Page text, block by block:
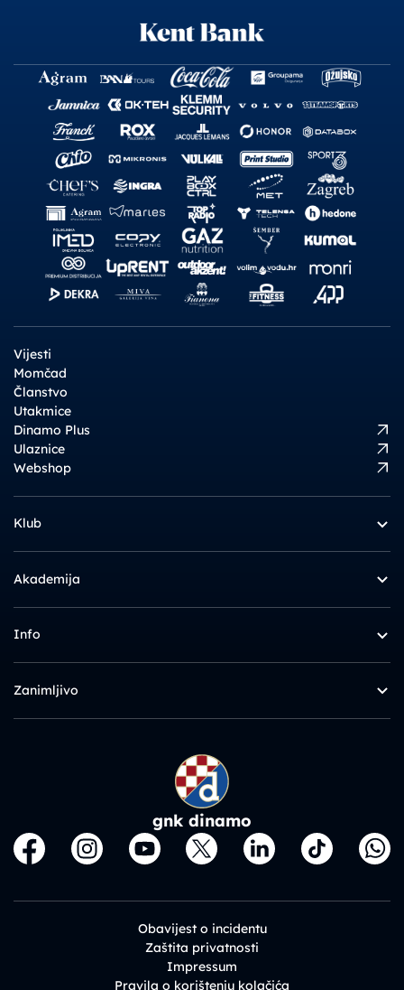
Vijesti
Momčad
Članstvo
Utakmice
Dinamo Plus
Ulaznice
Webshop
Klub
Akademija
Info
Zanimljivo
gnk dinamo
Obavijest o incidentu
Zaštita privatnosti
Impressum
Pravila o korištenju kolačića